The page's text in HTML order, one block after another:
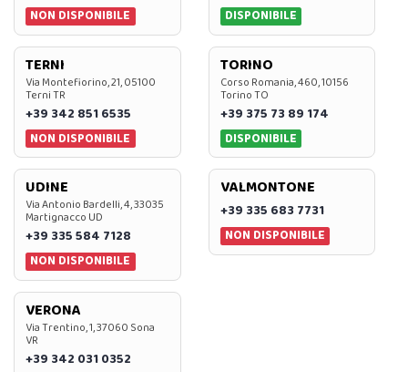
NON DISPONIBILE
DISPONIBILE
TERNI
Via Montefiorino, 21, 05100
Terni TR
+39 342 851 6535
NON DISPONIBILE
TORINO
Corso Romania, 460, 10156
Torino TO
+39 375 73 89 174
DISPONIBILE
UDINE
Via Antonio Bardelli, 4, 33035
Martignacco UD
+39 335 584 7128
NON DISPONIBILE
VALMONTONE
+39 335 683 7731
NON DISPONIBILE
VERONA
Via Trentino, 1, 37060 Sona
VR
+39 342 031 0352